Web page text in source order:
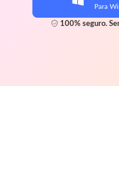
Para
100% seguro.